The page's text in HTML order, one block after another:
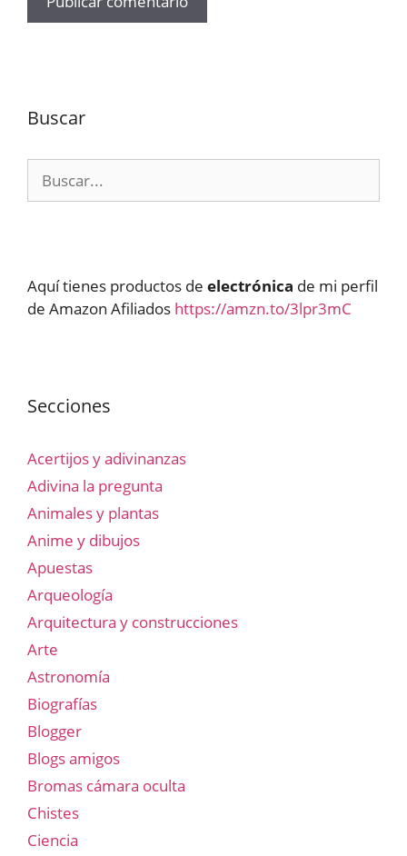
Buscar
Aquí tienes productos de electrónica de mi perfil
de Amazon Afiliados https://amzn.to/3lpr3mC
Secciones
Acertijos y adivinanzas
Adivina la pregunta
Animales y plantas
Anime y dibujos
Apuestas
Arqueología
Arquitectura y construcciones
Arte
Astronomía
Biografías
Blogger
Blogs amigos
Bromas cámara oculta
Chistes
Ciencia